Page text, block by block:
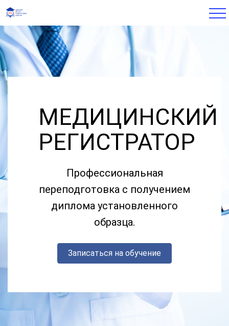
МЕДИЦИНСКИЙ
РЕГИСТРАТОР
Профессиональная
переподготовка с получением
диплома установленного
образца.
Записаться на обучение